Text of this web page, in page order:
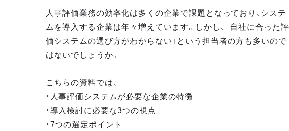
人事評価業務の効率化は多くの企業で課題となっており、システ
ムを導入する企業は年々増えています。しかし、「自社に合った評
価システムの選び方がわからない」という担当者の方も多いので
はないでしょうか。
こちらの資料では、
・人事評価システムが必要な企業の特徴
・導入検討に必要な3つの視点
・7つの選定ポイント